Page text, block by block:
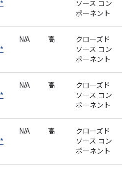
*
ソース コン
ポーネント
*
N/A 高
クローズド
ソース コン
ポーネント
*
N/A 高
クローズド
ソース コン
ポーネント
*
N/A 高
クローズド
ソース コン
ポーネント